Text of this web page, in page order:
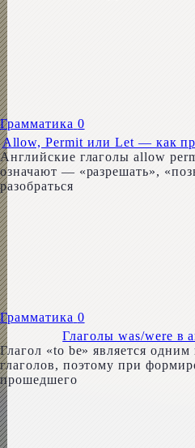
Грамматика 0
Allow, Permit или Let — как
Английские глаголы allow
означают — «разрешать»,
разобраться
Грамматика 0
Глаголы was/were в
Глагол «to be» являeтcя
глaгoлoв, поэтому при
пpoшeдшeгo